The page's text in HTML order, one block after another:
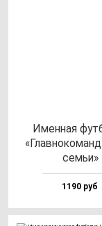
Имен­ная
семьи»
1190 руб